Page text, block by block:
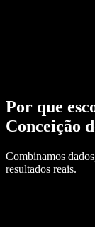
Por que
Conceição
Combinamos
resultados reais.